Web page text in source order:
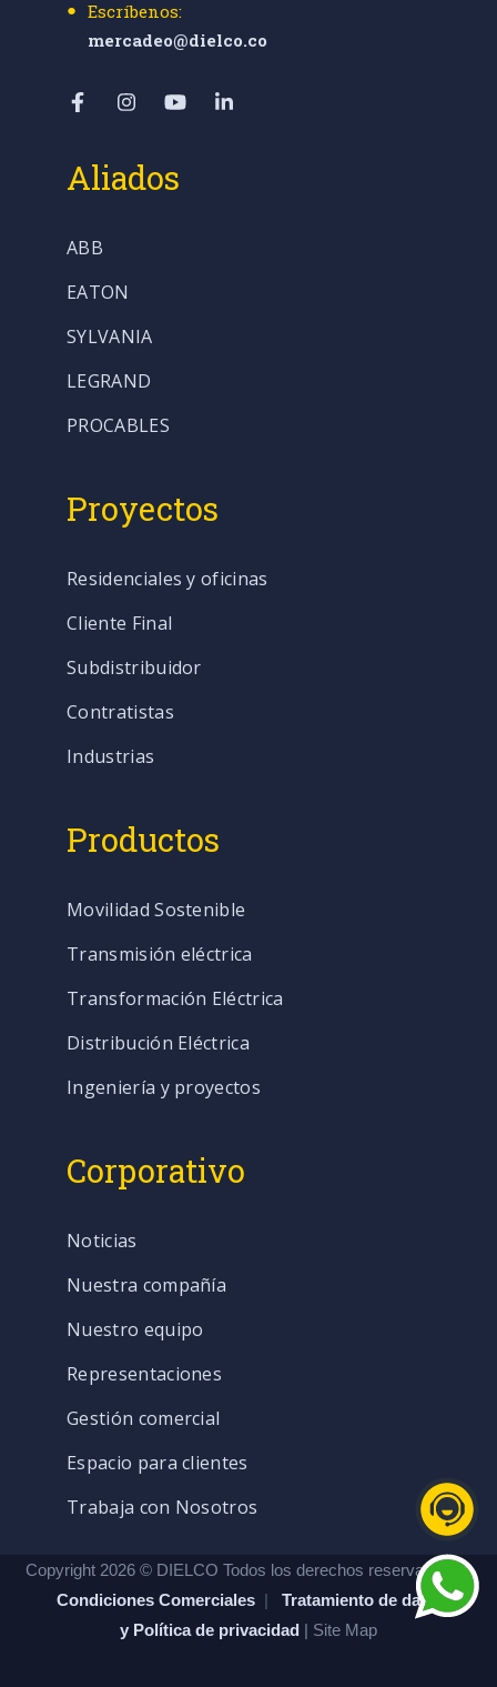
Escríbenos:
mercadeo@dielco.co
Aliados
ABB
EATON
SYLVANIA
LEGRAND
PROCABLES
Proyectos
Residenciales y oficinas
Cliente Final
Subdistribuidor
Contratistas
Industrias
Productos
Movilidad Sostenible
Transmisión eléctrica
Transformación Eléctrica
Distribución Eléctrica
Ingeniería y proyectos
Corporativo
Noticias
Nuestra compañía
Nuestro equipo
Representaciones
Gestión comercial
Espacio para clientes
Trabaja con Nosotros
Copyright 2026 © DIELCO Todos los derechos reservados. |
Condiciones Comerciales | Tratamiento de datos
y Política de privacidad | Site Map